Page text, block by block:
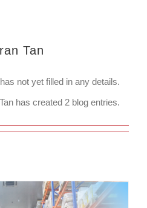
Tan
not yet filled in any details.
has created 2 blog entries.